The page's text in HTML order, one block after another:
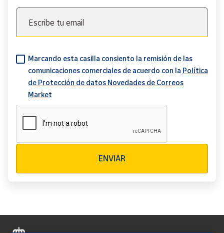
Escribe tu email
Marcando esta casilla consiento la remisión de las
comunicaciones comerciales de acuerdo con la Política
de Protección de datos Novedades de Correos
Market
ENVIAR